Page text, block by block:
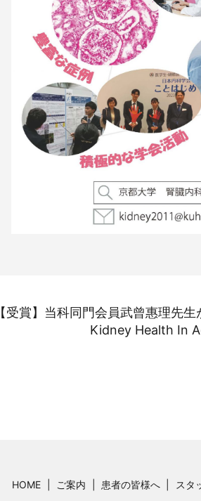
【受賞】当科同門会員武曾惠理先
Kidney Health In
HOME ご案内 患者の皆様へ スタ